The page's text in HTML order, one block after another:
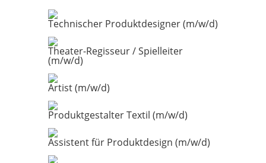
Technischer Produktdesigner (m/w/d)
Theater-Regisseur / Spielleiter
(m/w/d)
Artist (m/w/d)
Produktgestalter Textil (m/w/d)
Assistent für Produktdesign (m/w/d)